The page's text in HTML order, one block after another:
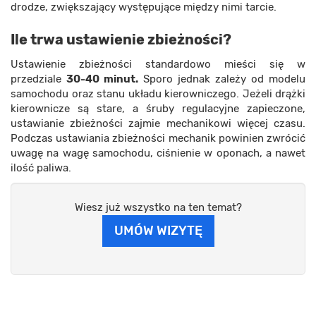
drodze, zwiększający występujące między nimi tarcie.
Ile trwa ustawienie zbieżności?
Ustawienie zbieżności standardowo mieści się w
przedziale 30-40 minut. Sporo jednak zależy od modelu
samochodu oraz stanu układu kierowniczego. Jeżeli drążki
kierownicze są stare, a śruby regulacyjne zapieczone,
ustawianie zbieżności zajmie mechanikowi więcej czasu.
Podczas ustawiania zbieżności mechanik powinien zwrócić
uwagę na wagę samochodu, ciśnienie w oponach, a nawet
ilość paliwa.
Wiesz już wszystko na ten temat?
UMÓW WIZYTĘ